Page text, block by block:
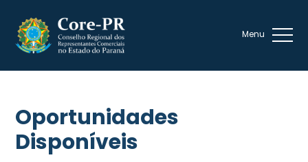
Oportunidades
Disponíveis